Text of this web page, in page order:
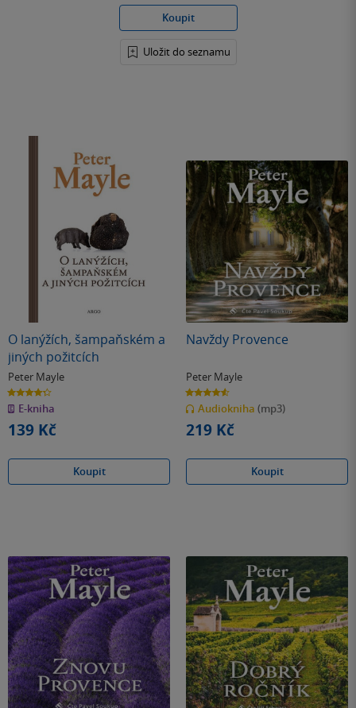
Koupit
Uložit do seznamu
O lanýžích, šampaňském a
jiných požitcích
Peter Mayle
4.3
z
5
hvězdiček
E-kniha
139 Kč
Koupit
Navždy Provence
Peter Mayle
4.6
z
5
hvězdiček
Audiokniha (mp3)
219 Kč
Koupit